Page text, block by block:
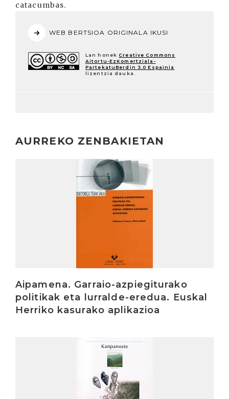
catacumbas.
WEB BERTSIOA ORIGINALA IKUSI
Lan honek Creative Commons
Aitortu-EzKomertziala-
PartekatuBerdin 3.0 Espainia
lizentzia dauka.
AURREKO ZENBAKIETAN
Aipamena. Garraio-azpiegiturako
politikak eta lurralde-eredua. Euskal
Herriko kasurako aplikazioa